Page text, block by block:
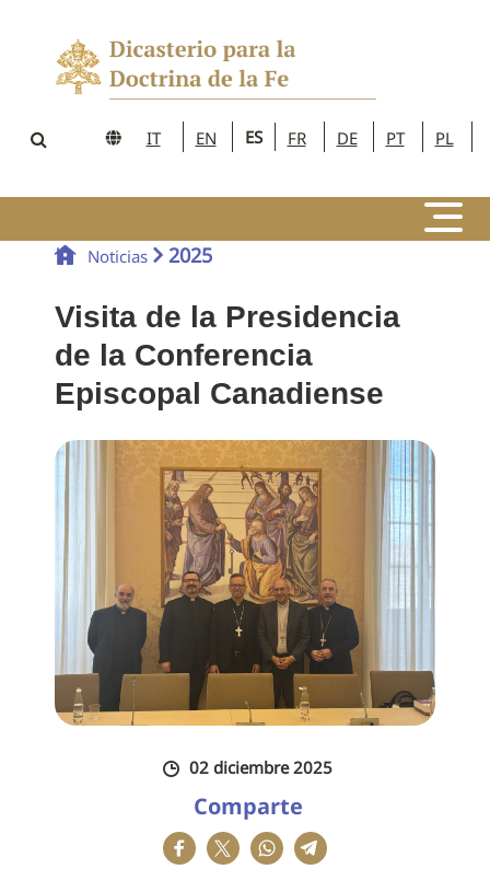
IT EN ES FR DE PT PL
Noticias 2025
Visita de la Presidencia
de la Conferencia
Episcopal Canadiense
02 diciembre 2025
Comparte